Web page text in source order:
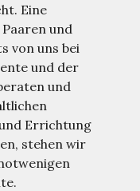
Eine
und
von uns bei
und der
und
Errichtung
stehen wir